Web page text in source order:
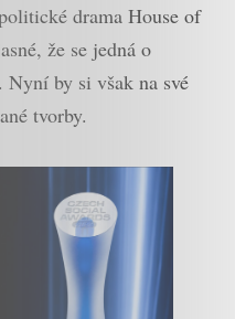
drama House of
že se jedná o
by si však na své
tvorby.